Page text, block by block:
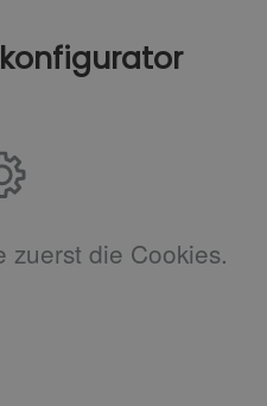
zuerst die Cookies.